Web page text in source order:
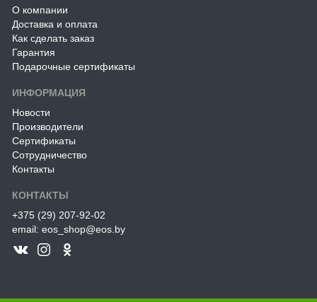
О компании
Доставка и оплата
Как сделать заказ
Гарантия
Подарочные сертификаты
ИНФОРМАЦИЯ
Новости
Производители
Сертификаты
Сотрудничество
Контакты
КОНТАКТЫ
+375 (29) 207-92-02
email: eos_shop@eos.by